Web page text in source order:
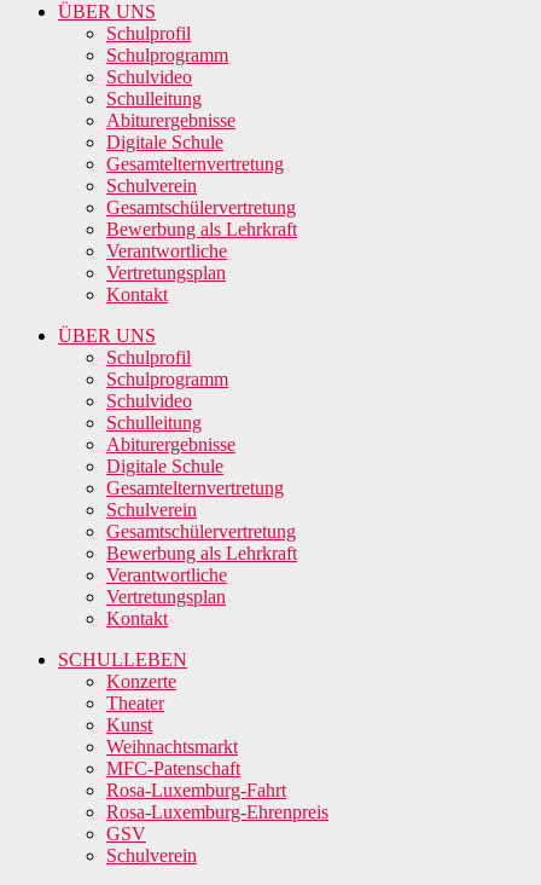
ÜBER UNS
Schulprofil
Schulprogramm
Schulvideo
Schulleitung
Abiturergebnisse
Digitale Schule
Gesamtelternvertretung
Schulverein
Gesamtschülervertretung
Bewerbung als Lehrkraft
Verantwortliche
Vertretungsplan
Kontakt
ÜBER UNS
Schulprofil
Schulprogramm
Schulvideo
Schulleitung
Abiturergebnisse
Digitale Schule
Gesamtelternvertretung
Schulverein
Gesamtschülervertretung
Bewerbung als Lehrkraft
Verantwortliche
Vertretungsplan
Kontakt
SCHULLEBEN
Konzerte
Theater
Kunst
Weihnachtsmarkt
MFC-Patenschaft
Rosa-Luxemburg-Fahrt
Rosa-Luxemburg-Ehrenpreis
GSV
Schulverein